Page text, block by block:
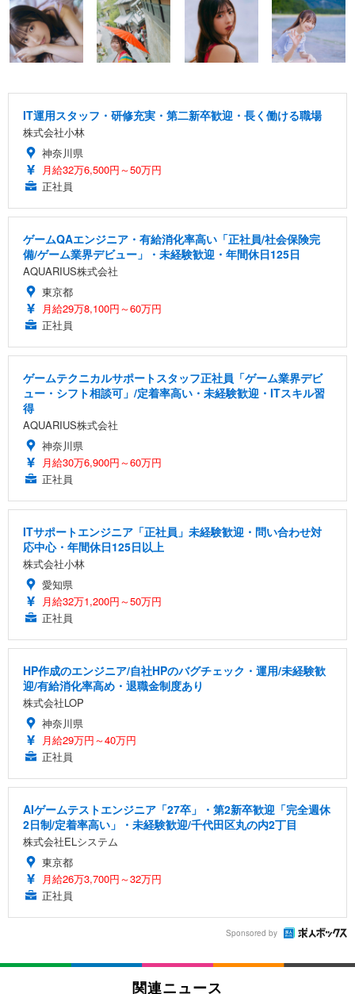
IT運用スタッフ・研修充実・第二新卒歓迎・長く働ける職場
株式会社小林
神奈川県
月給32万6,500円～50万円
正社員
ゲームQAエンジニア・有給消化率高い「正社員/社会保険完
備/ゲーム業界デビュー」・未経験歓迎・年間休日125日
AQUARIUS株式会社
東京都
月給29万8,100円～60万円
正社員
ゲームテクニカルサポートスタッフ正社員「ゲーム業界デビ
ュー・シフト相談可」/定着率高い・未経験歓迎・ITスキル習
得
AQUARIUS株式会社
神奈川県
月給30万6,900円～60万円
正社員
ITサポートエンジニア「正社員」未経験歓迎・問い合わせ対
応中心・年間休日125日以上
株式会社小林
愛知県
月給32万1,200円～50万円
正社員
HP作成のエンジニア/自社HPのバグチェック・運用/未経験歓
迎/有給消化率高め・退職金制度あり
株式会社LOP
神奈川県
月給29万円～40万円
正社員
AIゲームテストエンジニア「27卒」・第2新卒歓迎「完全週休
2日制/定着率高い」・未経験歓迎/千代田区丸の内2丁目
株式会社ELシステム
東京都
月給26万3,700円～32万円
正社員
Sponsored by
関連ニュース